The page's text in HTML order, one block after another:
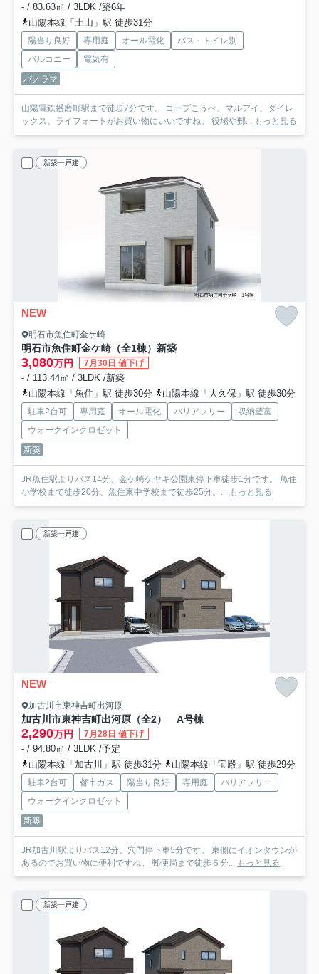
- / 83.63㎡ / 3LDK /築6年
山陽本線「土山」駅 徒歩31分
陽当り良好 専用庭 オール電化
バス・トイレ別
バルコニー
電気有
パノラマ
山陽電鉄播磨町駅まで徒歩7分です。 コープこうべ、マルアイ、ダイレ
ックス、ライフォートがお買い物にいいですね。 役場や郵...
もっと見る
新築一戸建
NEW
明石市魚住町金ケ崎
明石市魚住町金ケ崎（全1棟）新築
3,080万円 7月30日 値下げ
- / 113.44㎡ / 3LDK /新築
山陽本線「魚住」駅 徒歩30分
山陽本線「大久保」駅 徒歩30分
駐車2台可 専用庭 オール電化 バリアフリー
収納豊富
ウォークインクロゼット
新築
JR魚住駅よりバス14分、金ケ崎ケヤキ公園東停下車徒歩1分です。 魚住
小学校まで徒歩20分、魚住東中学校まで徒歩25分。...
もっと見る
新築一戸建
NEW
加古川市東神吉町出河原
加古川市東神吉町出河原（全2） A号棟
2,290万円 7月28日 値下げ
- / 94.80㎡ / 3LDK /予定
山陽本線「加古川」駅 徒歩31分
山陽本線「宝殿」駅 徒歩29分
駐車2台可 都市ガス 陽当り良好 専用庭
バリアフリー
ウォークインクロゼット
新築
JR加古川駅よりバス12分、穴門停下車5分です。 東側にイオンタウンが
あるのでお買い物に便利ですね。 郵便局まで徒歩５分...
もっと見る
新築一戸建